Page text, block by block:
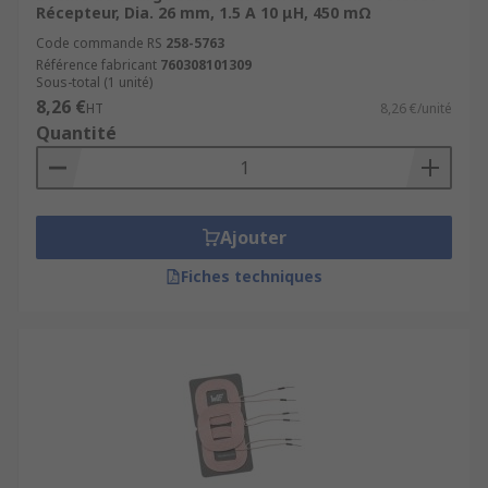
chargement.
Où les bobines de chargement sans fil
sont-elles utilisées ?
Les bobines de chargement sans fil sont utilisées
pour charger des appareils portables, tels que :
Dispositifs de maison intelligente, tels que
les commandes de chauffage
Dispositifs médicaux
Récepteur, Dia. 26 mm, 1.5 A 10 μH, 450 mΩ
Code commande RS 258-5763
Référence fabricant 760308101309
Sous-total (1 unité)
8,26 €HT 8,26 €/unité
Quantité
Ajouter
Fiches techniques